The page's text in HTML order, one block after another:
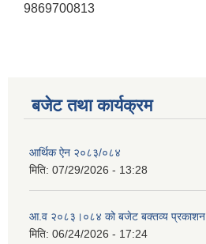
9869700813
बजेट तथा कार्यक्रम
आर्थिक ऐन २०८३/०८४
मिति: 07/29/2026 - 13:28
आ.व २०८३।०८४ को बजेट बक्तव्य प्रकाशन
मिति: 06/24/2026 - 17:24